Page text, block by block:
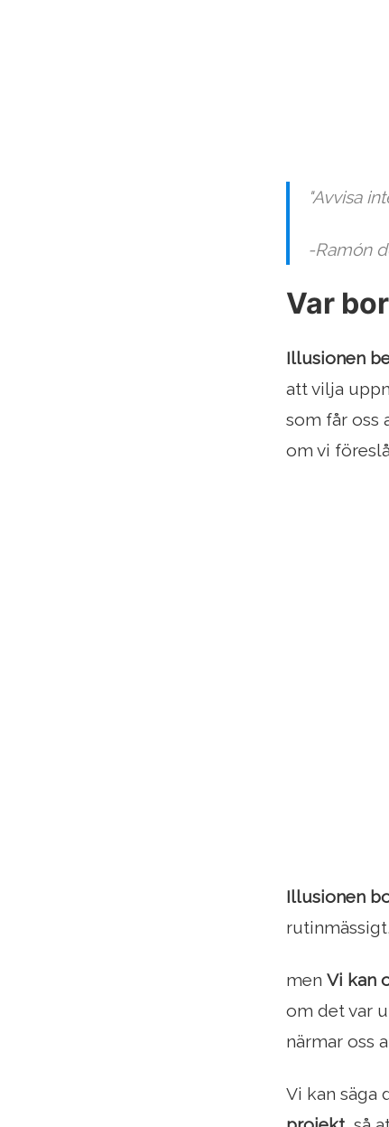
"Avvisa
-Ramón
Var
Illusionen
att vilja
som får oss
om vi
Illusionen
men Vi kan
om det var
närmar oss
Vi kan säga